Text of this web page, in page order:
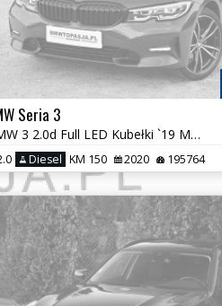
Seria 3
BMW 3 2.0d Full LED Kubełki `19 Mpakiet 100% Bezwypadkowa DravitGrau
Diesel KM 150 2020 195764